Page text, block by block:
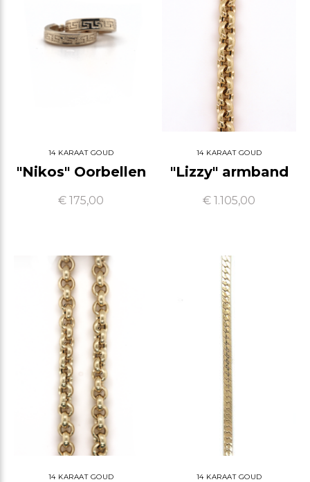
14 KARAAT GOUD
"Nikos" Oorbellen
€ 175,00
14 KARAAT GOUD
"Lizzy" armband
€ 1.105,00
14 KARAAT GOUD 14 KARAAT GOUD